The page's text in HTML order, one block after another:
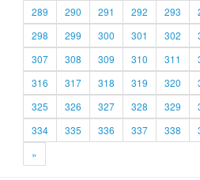
289
290 291 292 293
298
299 300 301 302
307
308 309 310 311
316
317 318 319 320
325
326 327 328 329
334
335 336 337 338
»